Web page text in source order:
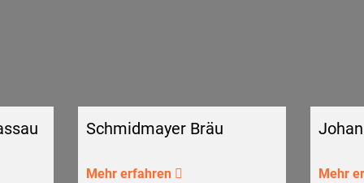
Schmidmayer Bräu
Mehr erfahren Mehr